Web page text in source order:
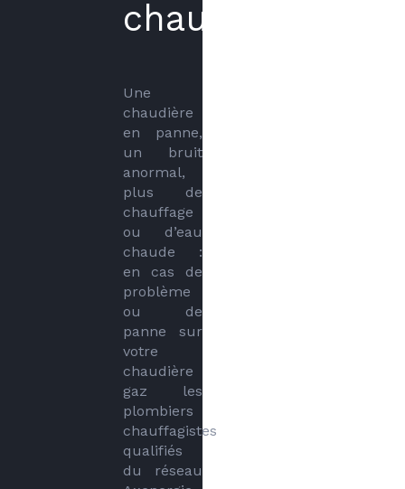
chaudière
Une
chaudière
en panne,
un bruit
anormal,
plus de
chauffage
ou d’eau
chaude :
en cas de
problème
ou de
panne sur
votre
chaudière
gaz les
plombiers
chauffagistes
qualifiés
du réseau